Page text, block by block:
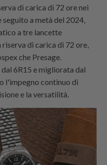
di carica di 72 ore nei
a metà del 2024,
a tre lancette
di carica di 72 ore,
che Presage.
6R15 e migliorata dal
l'impegno continuo di
e la versatilità.